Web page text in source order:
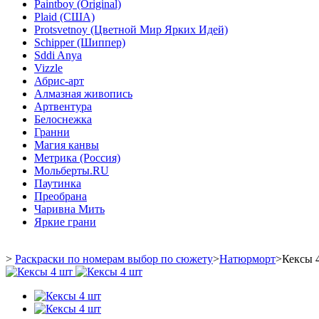
Paintboy (Original)
Plaid (США)
Protsvetnoy (Цветной Мир Ярких Идей)
Schipper (Шиппер)
Sddi Anya
Vizzle
Абрис-арт
Алмазная живопись
Артвентура
Белоснежка
Гранни
Магия канвы
Метрика (Россия)
Мольберты.RU
Паутинка
Преобрана
Чаривна Мить
Яркие грани
> Раскраски по номерам выбор по сюжету>Натюрморт>Кексы